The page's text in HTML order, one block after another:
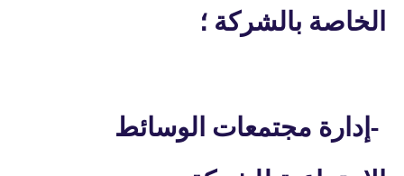
الخاصة بالشركة ؛
- إدارة مجتمعات الوسائط